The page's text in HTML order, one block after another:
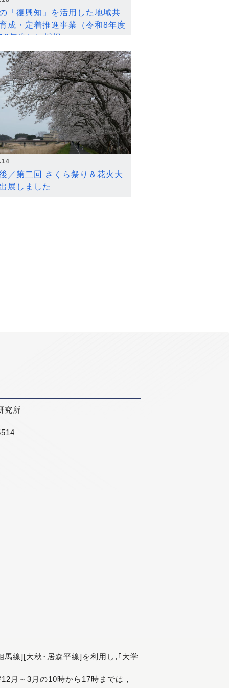
「復興知」を活用した地域共
成・定着推進事業（令和8年度
年度）に採択
／第二回 さくら祭り＆花火大
展しました
究所
線][大秋･居森平線]を利用し,｢大学
月～3月の10時から17時までは，